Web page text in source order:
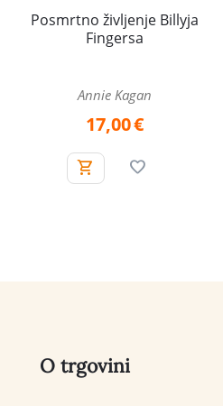
Posmrtno življenje Billyja
Fingersa
Annie Kagan
17,00€
O trgovini